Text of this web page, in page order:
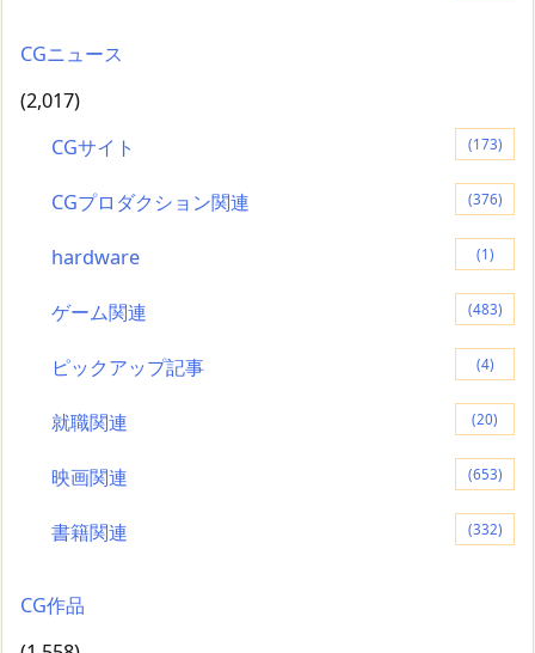
CGニュース
(2,017)
CGサイト
(173)
CGプロダクション関連 (376)
hardware (1)
ゲーム関連 (483)
ピックアップ記事 (4)
就職関連 (20)
映画関連 (653)
書籍関連 (332)
CG作品